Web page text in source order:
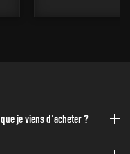
je viens d'acheter ?